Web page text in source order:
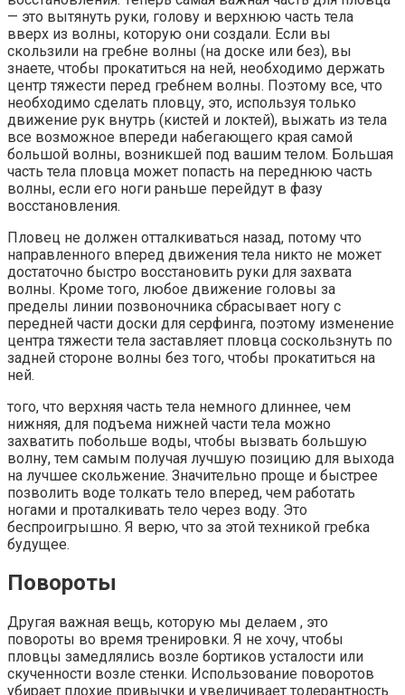
— это вытянуть руки, голову и верхнюю часть тела
вверх из волны, которую они создали. Если вы
скользили на гребне волны (на доске или без), вы
знаете, чтобы прокатиться на ней, необходимо держать
центр тяжести перед гребнем волны. Поэтому все, что
необходимо сделать пловцу, это, используя только
движение рук внутрь (кистей и локтей), выжать из тела
все возможное впереди набегающего края самой
большой волны, возникшей под вашим телом. Большая
часть тела пловца может попасть на переднюю часть
волны, если его ноги раньше перейдут в фазу
восстановления.
Пловец не должен отталкиваться назад, потому что
направленного вперед движения тела никто не может
достаточно быстро восстановить руки для захвата
волны. Кроме того, любое движение головы за
пределы линии позвоночника сбрасывает ногу с
передней части доски для серфинга, поэтому изменение
центра тяжести тела заставляет пловца соскользнуть по
задней стороне волны без того, чтобы прокатиться на
ней.
того, что верхняя часть тела немного длиннее, чем
нижняя, для подъема нижней части тела можно
захватить побольше воды, чтобы вызвать большую
волну, тем самым получая лучшую позицию для выхода
на лучшее скольжение. Значительно проще и быстрее
позволить воде толкать тело вперед, чем работать
ногами и проталкивать тело через воду. Это
беспроигрышно. Я верю, что за этой техникой гребка
будущее.
Повороты
Другая важная вещь, которую мы делаем , это
повороты во время тренировки. Я не хочу, чтобы
пловцы замедлялись возле бортиков усталости или
скученности возле стенки. Использование поворотов
убирает плохие привычки и увеличивает толерантность